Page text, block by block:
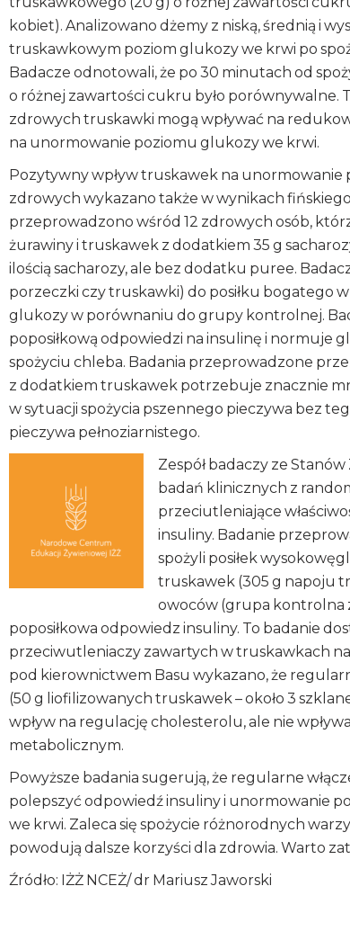
kobiet). Analizowano dżemy z niską, średnią i
truskawkowym poziom glukozy we krwi po
Badacze odnotowali, że po 30 minutach od
o różnej zawartości cukru było porównywalne.
zdrowych truskawki mogą wpływać na
na unormowanie poziomu glukozy we krwi.
Pozytywny wpływ truskawek na
zdrowych wykazano także w wynikach
przeprowadzono wśród 12 zdrowych osób,
żurawiny i truskawek z dodatkiem 35 g
ilością sacharozy, ale bez dodatku puree.
porzeczki czy truskawki) do posiłku bogatego
glukozy w porównaniu do grupy kontrolnej.
poposiłkową odpowiedzi na insulinę i normuje
spożyciu chleba. Badania przeprowadzone
z dodatkiem truskawek potrzebuje znacznie
w sytuacji spożycia pszennego pieczywa bez
pieczywa pełnoziarnistego.
Zespół badaczy ze
badań klinicznych z
przeciutleniające
insuliny. Badanie
spożyli posiłek
truskawek (305 g napoju
owoców (grupa kontrolna
poposiłkowa odpowiedz insuliny. To badanie
przeciwutleniaczy zawartych w truskawkach
pod kierownictwem Basu wykazano, że
(50 g liofilizowanych truskawek – około 3
wpływ na regulację cholesterolu, ale nie
metabolicznym.
Powyższe badania sugerują, że regularne
polepszyć odpowiedź insuliny i unormowanie
we krwi. Zaleca się spożycie różnorodnych
powodują dalsze korzyści dla zdrowia. Warto
Źródło: IŻŻ NCEŻ/ dr Mariusz Jaworski